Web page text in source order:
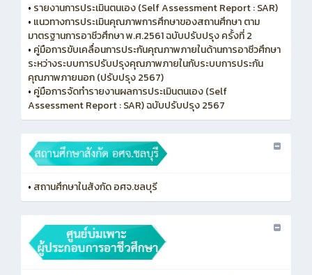
• รายงานการประเมินตนเอง (Self Assessment Report : SAR)
• แนวทางการประเมินคุณภาพการศึกษาของสถานศึกษา ตาม
มาตรฐานการอาชีวศึกษา พ.ศ.2561 ฉบับปรับปรุง ครั้งที่ 2
• คู่มือการขับเคลื่อนการประกันคุณภาพภายในด้านการอาชีวศึกษา
ระหว่างระบบการปรับปรุงคุณภาพภายในกับระบบการประกัน
คุณภาพภายนอก (ปรับปรุง 2567)
• คู่มือการจัดทำรายงานผลการประเมินตนเอง (Self
Assessment Report : SAR) ฉบับปรับปรุง 2567
• สถานศึกษาในสังกัด อศจ.ชลบุรี